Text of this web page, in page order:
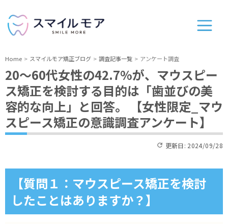
Home スマイルモア矯正ブログ 調査記事一覧 アンケート調査
20～60代女性の42.7%が、マウスピー
ス矯正を検討する目的は「歯並びの美
容的な向上」と回答。 【女性限定_マウ
スピース矯正の意識調査アンケート】
更新日: 2024/09/28
【質問１：マウスピース矯正を検討
したことはありますか？】